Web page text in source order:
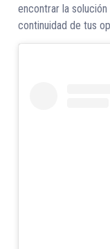
encontrar la
continuidad de tus